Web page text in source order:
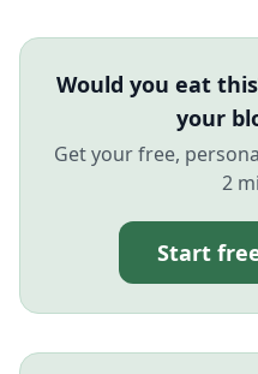
Would you eat
your
Get your free,
2
Start